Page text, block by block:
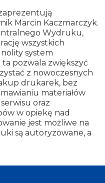
Marcin Kaczmarczyk.
Wydruku,
wszystkich
system
ta pozwala zwiększyć
z nowoczesnych
drukarek, bez
materiałów
oraz
w opiekę nad
jest możliwe na
są autoryzowane, a